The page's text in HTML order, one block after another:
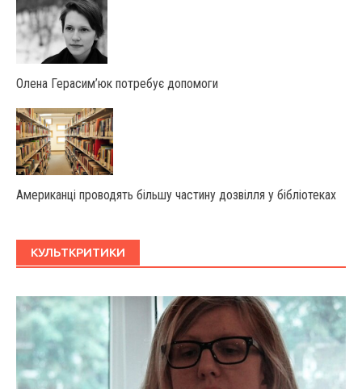
Олена Герасим’юк потребує допомоги
Американці проводять більшу частину дозвілля у бібліотеках
КУЛЬТКРИТИКИ